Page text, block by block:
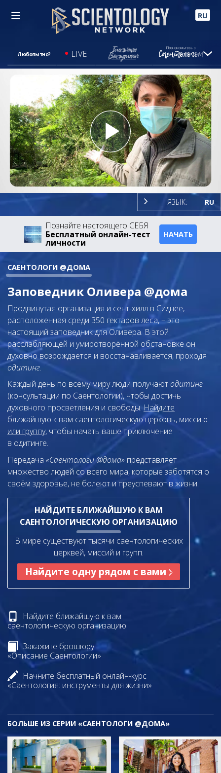
RU
Любопытно? LIVE
Play
Video
ЯЗЫК: RU
Познайте настоящего СЕБЯ
Бесплатный онлайн-тест
личности
НАЧАТЬ
САЕНТОЛОГИ @ДОМА
Заповедник Оливера @дома
Продвинутая организация и сент-хилл в Сиднее,
расположенная среди 350 гектаров леса, – это
настоящий заповедник для Оливера. В этой
расслабляющей и умиротворённой обстановке он
духовно возрождается и восстанавливается, проходя
одитинг.
Каждый день по всему миру люди получаютодитинг
(консультации по Саентологии), чтобы достичь
духовного просветления и свободы. Найдите
ближайшую к вам саентологическую церковь, миссию
или группу, чтобы начать ваше приключение
в одитинге.
Передача «Саентологи @дома» представляет
множество людей со всего мира, которые заботятся о
своём здоровье, не болеют и преуспевают в жизни.
НАЙДИТЕ БЛИЖАЙШУЮ К ВАМ
САЕНТОЛОГИЧЕСКУЮ ОРГАНИЗАЦИЮ
В мире существуют тысячи саентологических
церквей, миссий и групп.
Найдите одну рядом с вами
Найдите ближайшую к вам
саентологическую организацию
Закажите брошюру
«Описание Саентологии»
Начните бесплатный онлайн-курс
«Саентология: инструменты для жизни»
БОЛЬШЕ ИЗ СЕРИИ «САЕНТОЛОГИ @ДОМА»